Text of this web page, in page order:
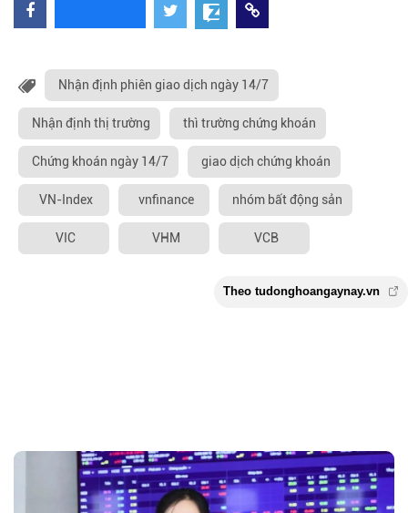
Nhận định phiên giao dịch ngày 14/7
Nhận định thị trường thì trường chứng khoán
Chứng khoán ngày 14/7 giao dịch chứng khoán
VN-Index vnfinance nhóm bất động sản
VIC VHM VCB